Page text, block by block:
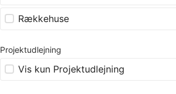
Rækkehuse
Projektudlejning
Vis kun Projektudlejning